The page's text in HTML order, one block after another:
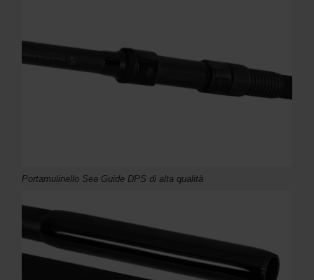
Portamulinello Sea Guide DPS di alta qualità